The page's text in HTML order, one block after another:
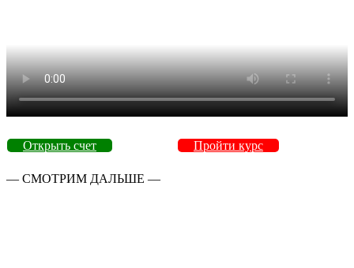
Открыть счет Пройти курс
— СМОТРИМ ДАЛЬШЕ —